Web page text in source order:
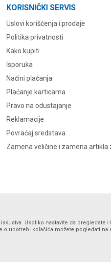
KORISNIČKI SERVIS
Uslovi korišćenja i prodaje
Politika privatnosti
Kako kupiti
Isporuka
Načini plaćanja
Plaćanje karticama
Pravo na odustajanje
Reklamacije
Povraćaj sredstava
Zamena veličine i zamena artikla
Ukoliko nastavite da pregledate i
o upotrebi kolačića možete pogledati na